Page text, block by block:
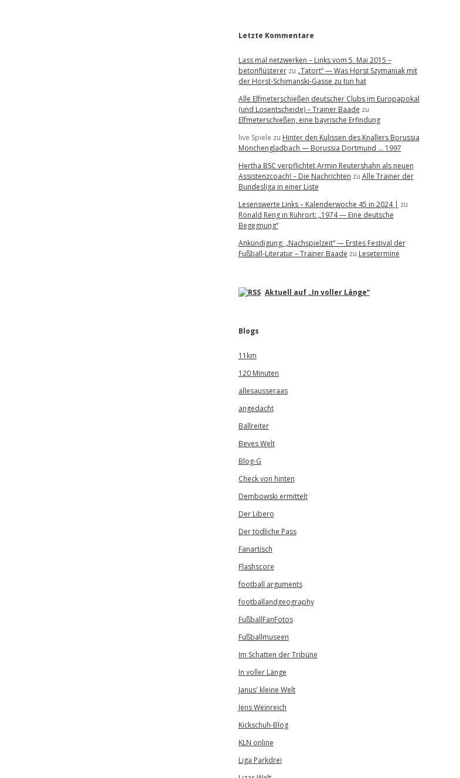
Letzte Kommentare
Lass mal netzwerken – Links vom 5. Mai 2015 –
betonflüstererzu „Tatort“ — Was Horst Szymaniak mit
der Horst-Schimanski-Gasse zu tun hat
Alle Elfmeterschießen deutscher Clubs im Europapokal
(und Losentscheide) – Trainer Baade zu
Elfmeterschießen, eine bayrische Erfindung
live Spiele zu Hinter den Kulissen des Knallers Borussia
Mönchengladbach — Borussia Dortmund … 1997
Hertha BSC verpflichtet Armin Reutershahn als neuen
Assistenzcoach! – Die Nachrichten zu Alle Trainer der
Bundesliga in einer Liste
Lesenswerte Links – Kalenderwoche 45 in 2024 | zu
Ronald Reng in Ruhrort: „1974 — Eine deutsche
Begegnung“
Ankündigung: „Nachspielzeit“ — Erstes Festival der
Fußball-Literatur – Trainer Baade zu Lesetermine
Aktuell auf „In voller Länge“
Blogs
11km
120 Minuten
allesausseraas
angedacht
Ballreiter
Beves Welt
Blog-G
Check von hinten
Dembowski ermittelt
Der Libero
Der tödliche Pass
Fanartisch
Flashscore
football arguments
footballandgeography
FußballFanFotos
Fußballmuseen
Im Schatten der Tribüne
In voller Länge
Janus' kleine Welt
Jens Weinreich
Kickschuh-Blog
KLN online
Liga Parkdrei